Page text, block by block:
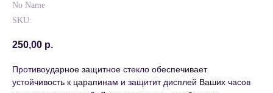
No Name
SKU:
250,00 р.
Противоударное защитное стекло обеспечивает
устойчивость к царапинам и защитит дисплей Ваших часов